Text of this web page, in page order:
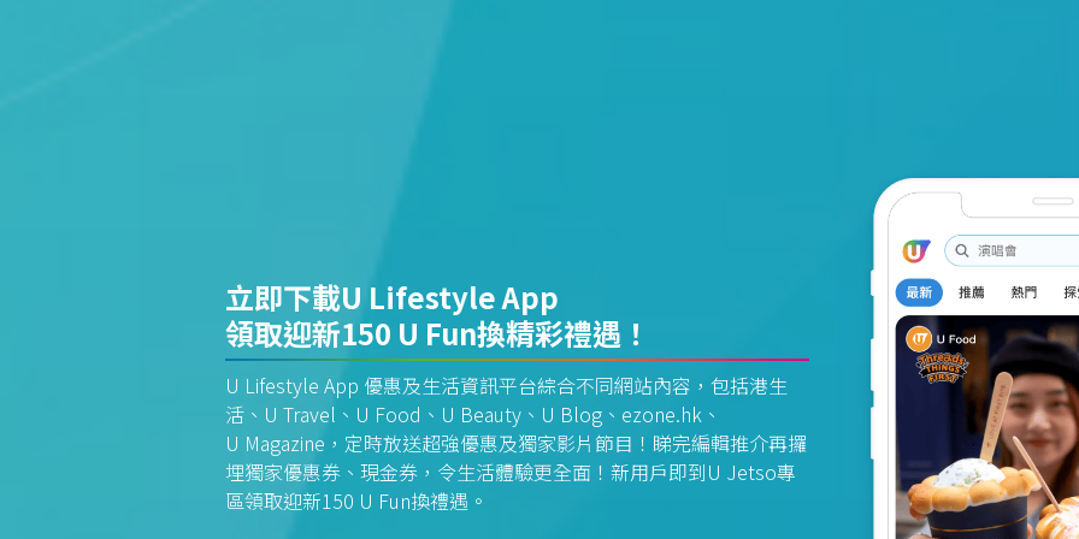
立即下載U Lifestyle App
領取迎新150 U Fun換精彩禮遇！
U Lifestyle App 優惠及生活資訊平台綜合不同網站內容，包括港生
活、U Travel、U Food、U Beauty、U Blog、ezone.hk、
U Magazine，定時放送超強優惠及獨家影片節目！睇完編輯推介再攞
埋獨家優惠券、現金券，令生活體驗更全面！新用戶即到U Jetso專
區領取迎新150 U Fun換禮遇。